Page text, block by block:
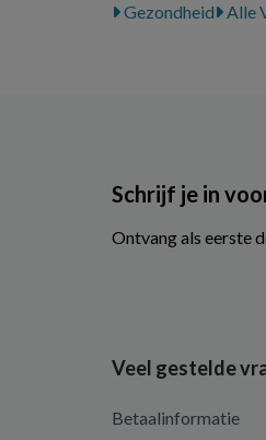
Gezondheid Alle
Schrijf je in
Ontvang als eerste
Veel gestelde
Betaalinformatie